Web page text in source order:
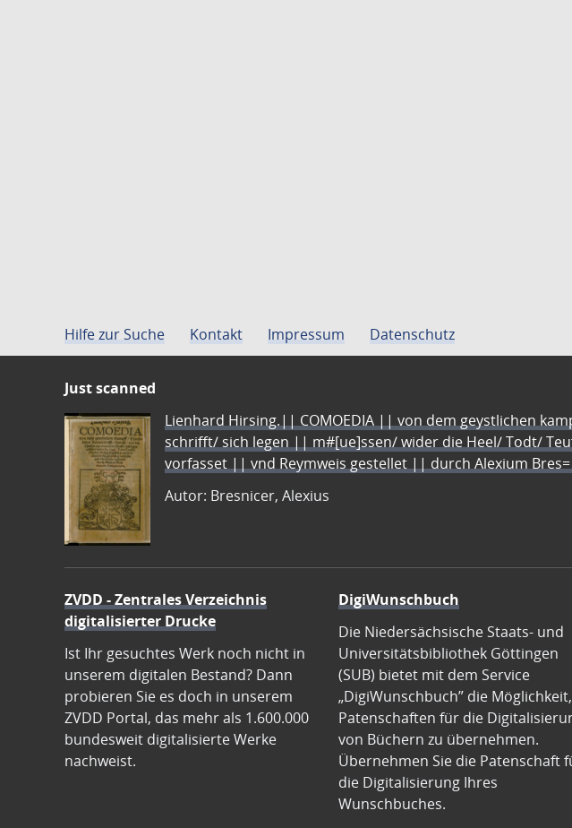
Hilfe zur Suche Kontakt Impressum Datenschutz
Just scanned
Lienhard Hirsing.|| COMOEDIA || von dem geystlichen
schrifft/ sich legen || m#[ue]ssen/ wider die Heel/ Todt/
vorfasset || vnd Reymweis gestellet || durch Alexium
Autor: Bresnicer, Alexius
ZVDD - Zentrales Verzeichnis
digitalisierter Drucke
Ist Ihr gesuchtes Werk noch nicht in
unserem digitalen Bestand? Dann
probieren Sie es doch in unserem
ZVDD Portal, das mehr als 1.600.000
bundesweit digitalisierte Werke
nachweist.
DigiWunschbuch
Die Niedersächsische Staats- und
Universitätsbibliothek Göttingen
(SUB) bietet mit dem Service
„DigiWunschbuch” die Möglichkeit,
Patenschaften für die
von Büchern zu übernehmen.
Übernehmen Sie die Patenschaft
die Digitalisierung Ihres
Wunschbuches.